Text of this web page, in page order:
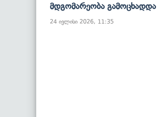
Მდგომარეობა Გამოცხადდა
24 ივლისი 2026, 11:35